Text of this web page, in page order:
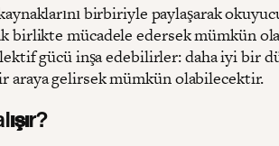
birbiriyle paylaşarak
birlikte mücadele edersek mümkün
gücü inşa edebilirler: daha iyi bir
araya gelirsek mümkün olabilecektir.